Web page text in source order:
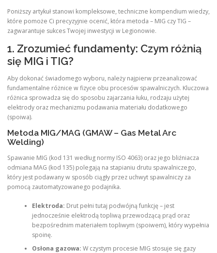
Poniższy artykuł stanowi kompleksowe, techniczne kompendium wiedzy,
które pomoże Ci precyzyjnie ocenić, która metoda – MIG czy TIG –
zagwarantuje sukces Twojej inwestycji w Legionowie.
1. Zrozumieć fundamenty: Czym różnią
się MIG i TIG?
Aby dokonać świadomego wyboru, należy najpierw przeanalizować
fundamentalne różnice w fizyce obu procesów spawalniczych. Kluczowa
różnica sprowadza się do sposobu zajarzania łuku, rodzaju użytej
elektrody oraz mechanizmu podawania materiału dodatkowego
(spoiwa).
Metoda MIG/MAG (GMAW – Gas Metal Arc
Welding)
Spawanie MIG (kod 131 według normy ISO 4063) oraz jego bliźniacza
odmiana MAG (kod 135) polegają na stapianiu drutu spawalniczego,
który jest podawany w sposób ciągły przez uchwyt spawalniczy za
pomocą zautomatyzowanego podajnika.
Elektroda: Drut pełni tutaj podwójną funkcję – jest
jednocześnie elektrodą topliwą przewodzącą prąd oraz
bezpośrednim materiałem topliwym (spoiwem), który wypełnia
spoinę.
Osłona gazowa: W czystym procesie MIG stosuje się gazy